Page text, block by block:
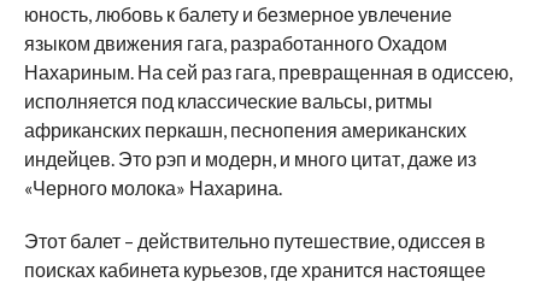
юность, любовь к балету и безмерное увлечение
языком движения гага, разработанного Охадом
Нахариным. На сей раз гага, превращенная в одиссею,
исполняется под классические вальсы, ритмы
африканских перкашн, песнопения американских
индейцев. Это рэп и модерн, и много цитат, даже из
«Черного молока» Нахарина.
Этот балет – действительно путешествие, одиссея в
поисках кабинета курьезов, где хранится настоящее